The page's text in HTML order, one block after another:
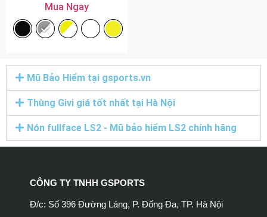
Mua Ngay
Mũ Bảo Hiểm tại gsports.vn
Thùng Givi giá tốt nhất tại Hà Nội
Nón fullface LS2 - Mũ bảo hiểm LS2 chính hãng
CÔNG TY TNHH GSPORTS
Đ/c: Số 396 Đường Láng, P. Đống Đa, TP. Hà Nội